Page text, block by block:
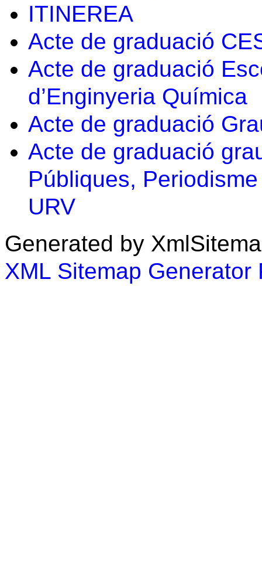
ITINEREA
Acte de graduació
Acte de graduació
d’Enginyeria Química
Acte de graduació
Acte de graduació
Públiques,
URV
Generated by
XML Sitemap Generator